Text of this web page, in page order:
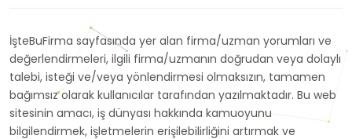
İşteBuFirma sayfasında yer alan firma/uzman yorumları ve
değerlendirmeleri, ilgili firma/uzmanın doğrudan veya dolaylı
talebi, isteği ve/veya yönlendirmesi olmaksızın, tamamen
bağımsız olarak kullanıcılar tarafından yazılmaktadır. Bu web
sitesinin amacı, iş dünyası hakkında kamuoyunu
bilgilendirmek, işletmelerin erişilebilirliğini artırmak ve